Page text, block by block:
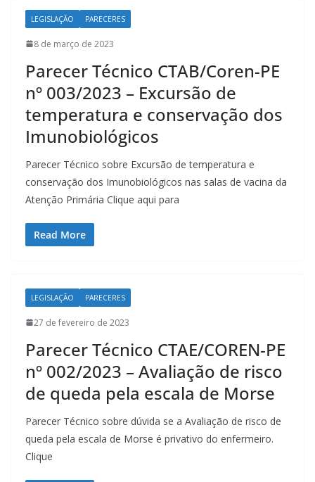
LEGISLAÇÃO PARECERES
8 de março de 2023
Parecer Técnico CTAB/Coren-PE
nº 003/2023 – Excursão de
temperatura e conservação dos
Imunobiológicos
Parecer Técnico sobre Excursão de temperatura e
conservação dos Imunobiológicos nas salas de vacina da
Atenção Primária Clique aqui para
Read More
LEGISLAÇÃO PARECERES
27 de fevereiro de 2023
Parecer Técnico CTAE/COREN-PE
nº 002/2023 – Avaliação de risco
de queda pela escala de Morse
Parecer Técnico sobre dúvida se a Avaliação de risco de
queda pela escala de Morse é privativo do enfermeiro.
Clique